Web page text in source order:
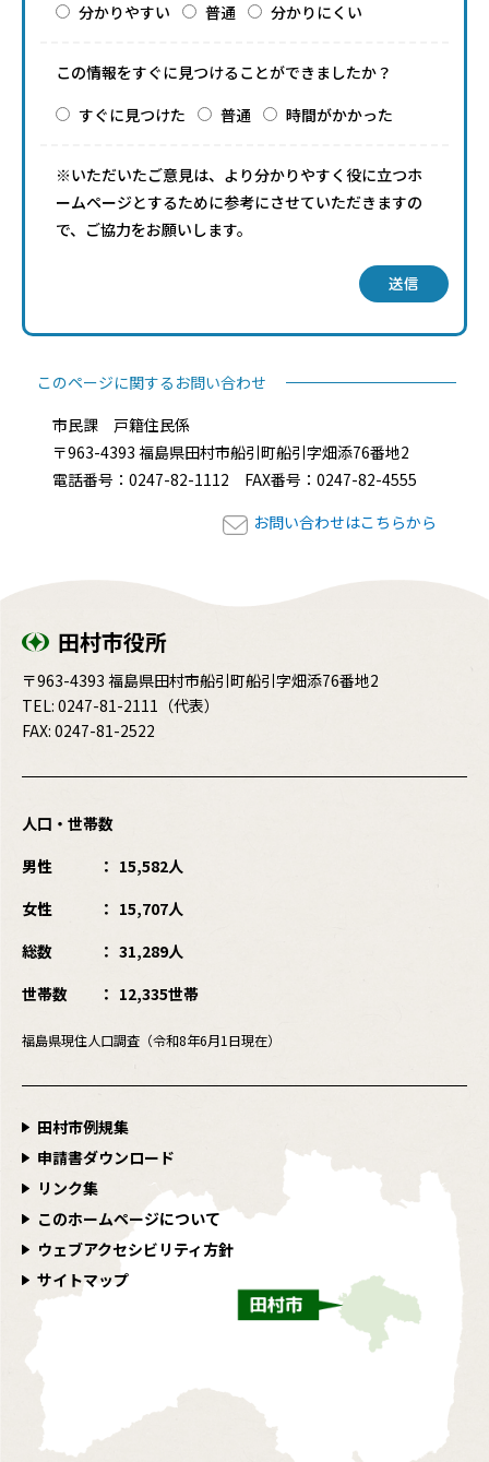
分かりやすい
普通 分かりにくい
この情報をすぐに見つけることができましたか？
すぐに見つけた
普通 時間がかかった
※いただいたご意見は、より分かりやすく役に立つホ
ームページとするために参考にさせていただきますの
で、ご協力をお願いします。
送信
このページに関するお問い合わせ
市民課 戸籍住民係
〒963-4393 福島県田村市船引町船引字畑添76番地2
電話番号：0247-82-1112 FAX番号：0247-82-4555
お問い合わせはこちらから
田村市役所
〒963-4393 福島県田村市船引町船引字畑添76番地2
TEL: 0247-81-2111 （代表）
FAX: 0247-81-2522
人口・世帯数
男性
15,582人
女性
15,707人
総数
31,289人
世帯数
12,335世帯
福島県現住人口調査（令和8年6月1日現在）
田村市例規集
申請書ダウンロード
リンク集
このホームページについて
ウェブアクセシビリティ方針
サイトマップ